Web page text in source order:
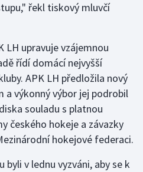
řekl tiskový mluvčí
LH upravuje vzájemnou
řídí domácí nejvyšší
APK LH předložila nový
a výkonný výbor jej podrobil
souladu s platnou
českého hokeje a závazky
hokejové federaci.
byli v lednu vyzváni, aby se k